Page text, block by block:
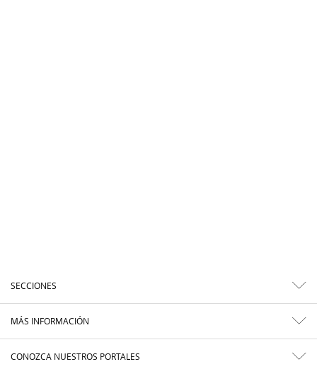
SECCIONES
MÁS INFORMACIÓN
CONOZCA NUESTROS PORTALES